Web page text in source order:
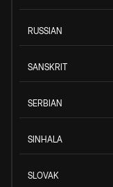
RUSSIAN
SANSKRIT
SERBIAN
SINHALA
SLOVAK